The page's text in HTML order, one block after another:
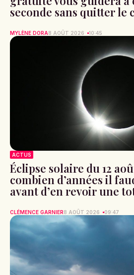
seconde sans quitter le
MYLÈNE DORA8 AOÛT 2026 10:45
ACTUS
Éclipse solaire du 12
combien d’années il
avant d’en revoir une
CLÉMENCE GARNIER8 AOÛT 2026 09:47